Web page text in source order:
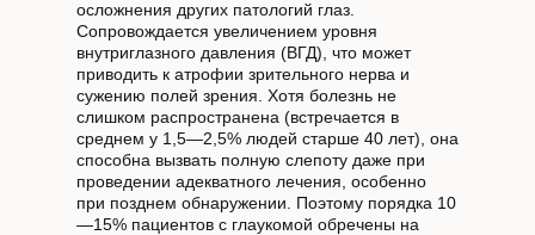
осложнения других патологий глаз.
Сопровождается увеличением уровня
внутриглазного давления (ВГД), что может
приводить к атрофии зрительного нерва и
сужению полей зрения. Хотя болезнь не
слишком распространена (встречается в
среднем у 1,5—2,5% людей старше 40 лет), она
способна вызвать полную слепоту даже при
проведении адекватного лечения, особенно
при позднем обнаружении. Поэтому порядка 10
—15% пациентов с глаукомой обречены на